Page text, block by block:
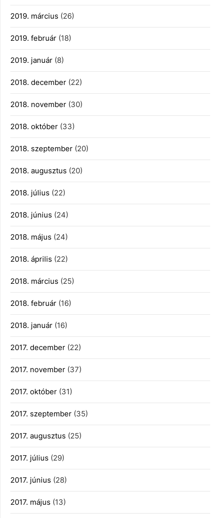
2019. március (26)
2019. február (18)
2019. január (8)
2018. december (22)
2018. november (30)
2018. október (33)
2018. szeptember (20)
2018. augusztus (20)
2018. július (22)
2018. június (24)
2018. május (24)
2018. április (22)
2018. március (25)
2018. február (16)
2018. január (16)
2017. december (22)
2017. november (37)
2017. október (31)
2017. szeptember (35)
2017. augusztus (25)
2017. július (29)
2017. június (28)
2017. május (13)